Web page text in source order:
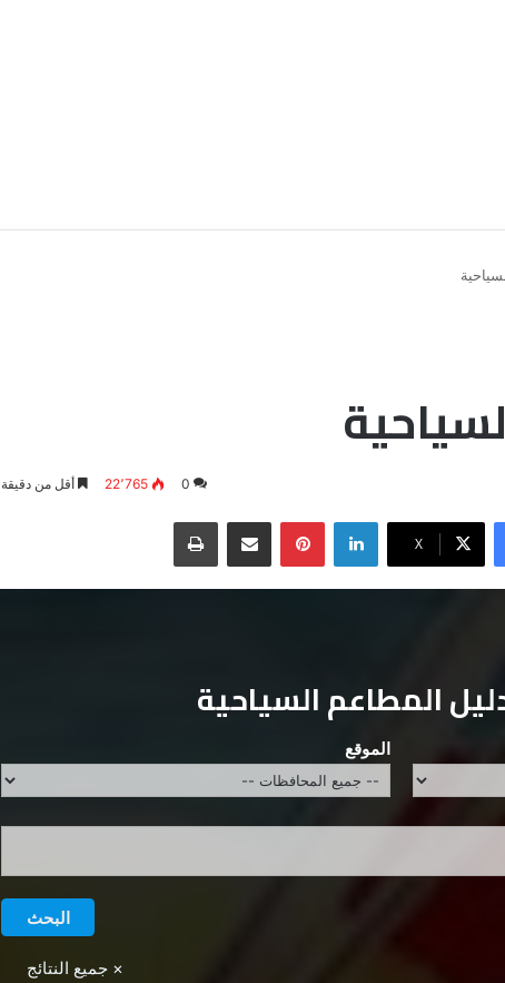
0 22٬765 أقل من دقيقة
‫X
لينكدإن بينتيريستمشاركة عبر البريد طباعة
المطاعم السياحية
الموقع